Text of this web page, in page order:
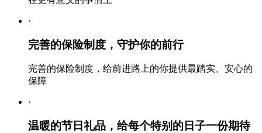
·
完善的保险制度，守护你的前行
完善的保险制度，给前进路上的你提供最踏实、安心的
保障
·
温暖的节日礼品，给每个特别的日子一份期待